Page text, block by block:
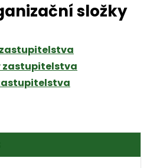
složky
zastupitelstva